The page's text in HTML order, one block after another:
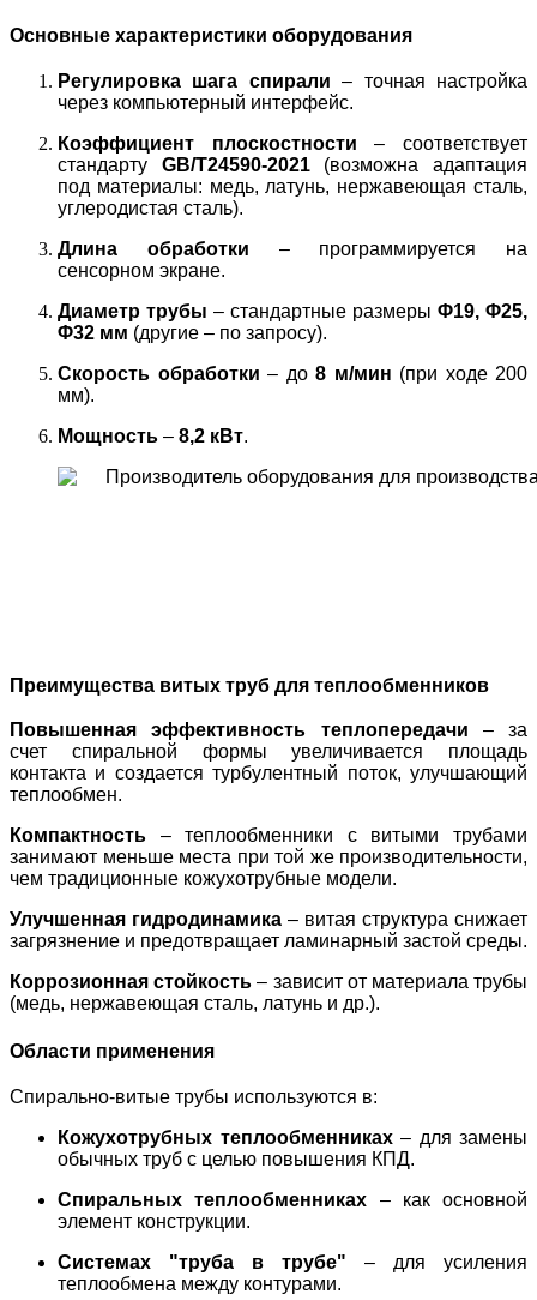
Основные характеристики оборудования
Регулировка шага спирали – точная настройка
через компьютерный интерфейс.
Коэффициент плоскостности – соответствует
стандарту GB/T24590-2021(возможна адаптация
под материалы: медь, латунь, нержавеющая сталь,
углеродистая сталь).
Длина обработки – программируется на
сенсорном экране.
Диаметр трубы – стандартные размеры Φ19, Φ25,
Φ32 мм (другие – по запросу).
Скорость обработки – до 8 м/мин (при ходе 200
мм).
Мощность – 8,2 кВт.
Преимущества витых труб для теплообменников
Повышенная эффективность теплопередачи – за
счет спиральной формы увеличивается площадь
контакта и создается турбулентный поток, улучшающий
теплообмен.
Компактность – теплообменники с витыми трубами
занимают меньше места при той же производительности,
чем традиционные кожухотрубные модели.
Улучшенная гидродинамика – витая структура снижает
загрязнение и предотвращает ламинарный застой среды.
Коррозионная стойкость – зависит от материала трубы
(медь, нержавеющая сталь, латунь и др.).
Области применения
Спирально-витые трубы используются в:
Кожухотрубных теплообменниках– для замены
обычных труб с целью повышения КПД.
Спиральных теплообменниках – как основной
элемент конструкции.
Системах "труба в трубе" – для усиления
теплообмена между контурами.